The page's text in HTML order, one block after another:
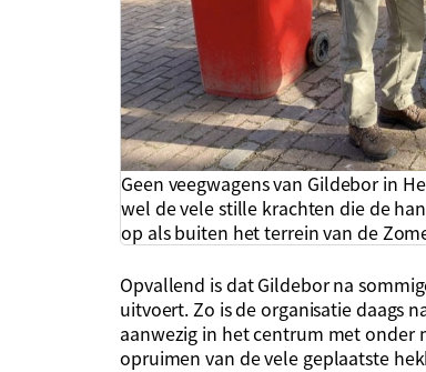
Geen veegwagens van Gildebor in
wel de vele stille krachten die de
op als buiten het terrein van de
Opvallend is dat Gildebor na
uitvoert. Zo is de organisatie daags
aanwezig in het centrum met onder
opruimen van de vele geplaatste